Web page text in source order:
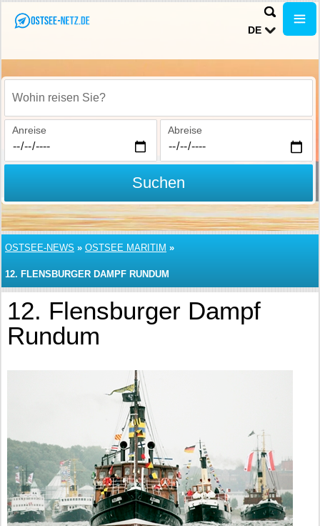
DE
Wohin reisen Sie?
Anreise Abreise
Suchen
OSTSEE-NEWS » OSTSEE MARITIM »
12. FLENSBURGER DAMPF RUNDUM
12. Flensburger Dampf
Rundum